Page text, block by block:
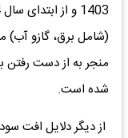
(شامل برق، گازو آب)
شده است.
از دیگر دلایل افت